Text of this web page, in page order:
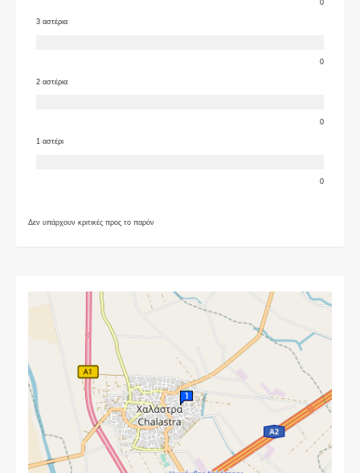
0
3 αστέρια
0
2 αστέρια
0
1 αστέρι
0
Δεν υπάρχουν κριτικές προς το παρόν